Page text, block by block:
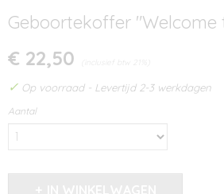
Geboortekoffer
€ 22,50 (inclusief btw 21%)
✓ Op voorraad - Levertijd 2-3 werkdagen
Aantal